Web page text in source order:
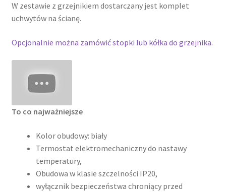
W zestawie z grzejnikiem dostarczany jest komplet
uchwytów na ścianę.
Opcjonalnie można zamówić stopki lub kółka do grzejnika.
To co najważniejsze
Kolor obudowy: biały
Termostat elektromechaniczny do nastawy
temperatury,
Obudowa w klasie szczelności IP20,
wyłącznik bezpieczeństwa chroniący przed